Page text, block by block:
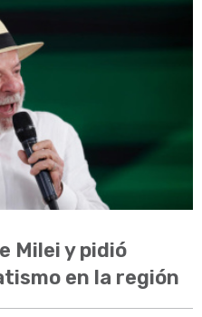
Milei y pidió
en la región